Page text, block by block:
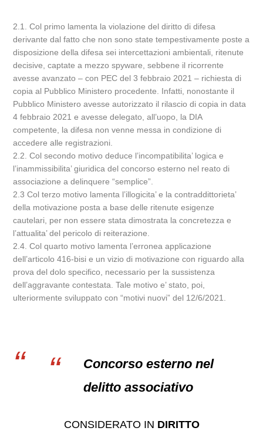
2.1. Col primo lamenta la violazione del diritto di difesa
derivante dal fatto che non sono state tempestivamente poste a
disposizione della difesa sei intercettazioni ambientali, ritenute
decisive, captate a mezzo spyware, sebbene il ricorrente
avesse avanzato – con PEC del 3 febbraio 2021 – richiesta di
copia al Pubblico Ministero procedente. Infatti, nonostante il
Pubblico Ministero avesse autorizzato il rilascio di copia in data
4 febbraio 2021 e avesse delegato, all’uopo, la DIA
competente, la difesa non venne messa in condizione di
accedere alle registrazioni.
2.2. Col secondo motivo deduce l’incompatibilita’ logica e
l’inammissibilita’ giuridica del concorso esterno nel reato di
associazione a delinquere “semplice”.
2.3 Col terzo motivo lamenta l’illogicita’ e la contraddittorieta’
della motivazione posta a base delle ritenute esigenze
cautelari, per non essere stata dimostrata la concretezza e
l’attualita’ del pericolo di reiterazione.
2.4. Col quarto motivo lamenta l’erronea applicazione
dell’articolo 416-bisi e un vizio di motivazione con riguardo alla
prova del dolo specifico, necessario per la sussistenza
dell’aggravante contestata. Tale motivo e’ stato, poi,
ulteriormente sviluppato con “motivi nuovi” del 12/6/2021.
Concorso esterno nel
delitto associativo
CONSIDERATO IN DIRITTO